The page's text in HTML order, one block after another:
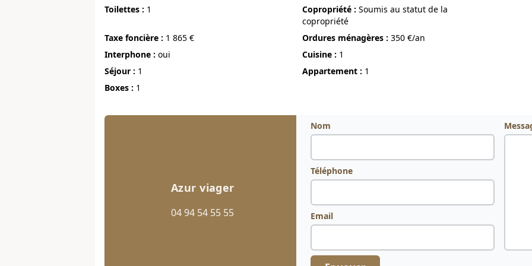
Toilettes : 1 Copropriété : Soumis au statut de la
copropriété
Taxe foncière : 1 865 € Ordures ménagères : 350 €/an
Interphone : oui Cuisine : 1
Séjour : 1 Appartement : 1
Boxes : 1
Azur viager
04 94 54 55 55
Nom
Téléphone
Email